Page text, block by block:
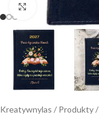
Powiększ
Kreatywnylas / Produkty/